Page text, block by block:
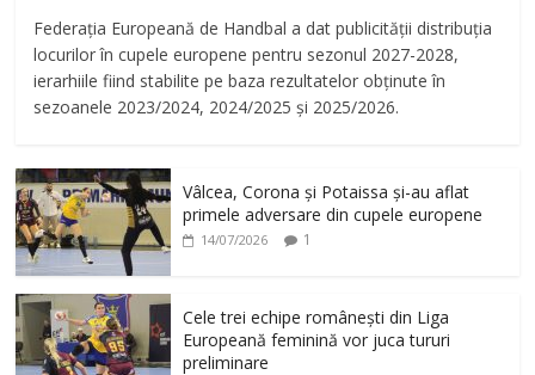
Federația Europeană de Handbal a dat publicității distribuția
locurilor în cupele europene pentru sezonul 2027-2028,
ierarhiile fiind stabilite pe baza rezultatelor obținute în
sezoanele 2023/2024, 2024/2025 și 2025/2026.
Vâlcea, Corona și Potaissa și-au aflat
primele adversare din cupele europene
14/07/2026 1
Cele trei echipe românești din Liga
Europeană feminină vor juca tururi
preliminare